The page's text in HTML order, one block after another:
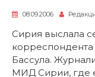
08.09.2006
Сирия выслала
Бассула.
МИД Сирии, где